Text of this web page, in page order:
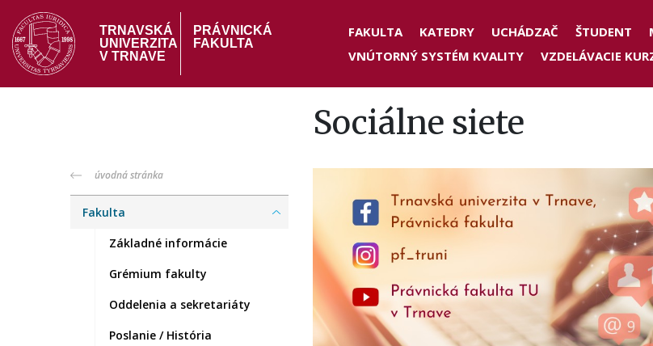
Skočiť
na
hlavný
obsah
TRNAVSKÁ
UNIVERZITA
V TRNAVE
PRÁVNICKÁ
FAKULTA
Header
menu
FAKULTA KATEDRY UCHÁDZAČ ŠTUDENT
VNÚTORNÝ SYSTÉM KVALITY
VZDELÁVACIE
Sociálne siete
PF
menu
úvodná stránka
Fakulta
Základné informácie
Grémium fakulty
Oddelenia a sekretariáty
Poslanie / História